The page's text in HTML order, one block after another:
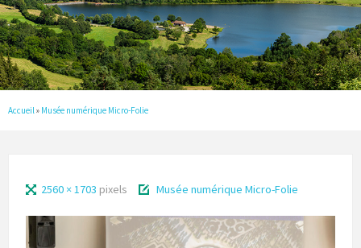
Accueil » Musée numérique Micro-Folie
2560 × 1703 pixels Musée numérique Micro-Folie